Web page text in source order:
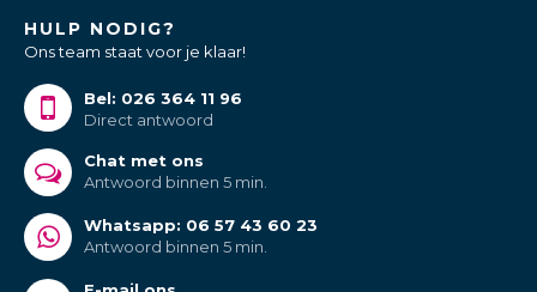
HULP NODIG?
Ons team staat voor je klaar!
Bel: 026 364 11 96
Direct antwoord
Chat met ons
Antwoord binnen 5 min.
Whatsapp: 06 57 43 60 23
Antwoord binnen 5 min.